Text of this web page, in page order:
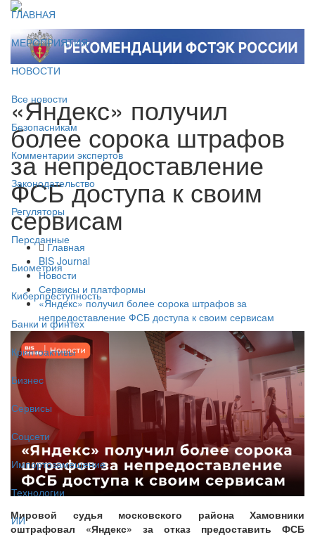
ГЛАВНАЯ
МЕРОПРИЯТИЯ
НОВОСТИ
Все новости
Безопасникам
Комментарии экспертов
Законодательство
Регуляторы
Персданные
Биометрия
Киберпреступность
Банки и финтех
Криптоактивы
Бизнес
Сервисы
Соцсети
Импортозамещение
Технологии
ИИ
«Яндекс» получил
более сорока штрафов
за непредоставление
ФСБ доступа к своим
сервисам
Главная
BIS Journal
Новости
Сервисы и платформы
«Яндекс» получил более сорока штрафов за
непредоставление ФСБ доступа к своим сервисам
Мировой судья московского района Хамовники
оштрафовал «Яндекс» за отказ предоставить ФСБ